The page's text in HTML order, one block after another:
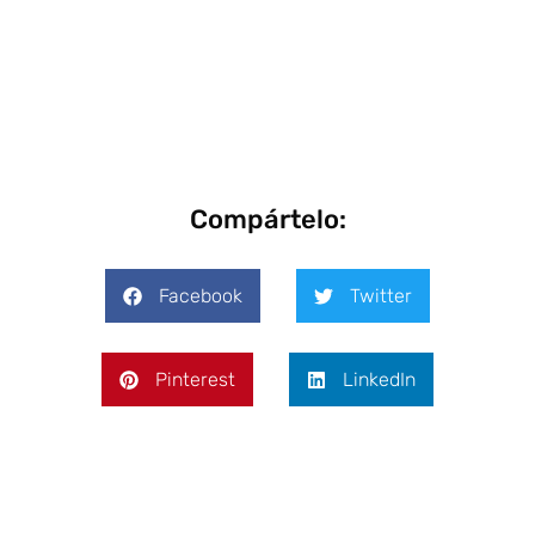
Compártelo:
Facebook Twitter
Pinterest LinkedIn